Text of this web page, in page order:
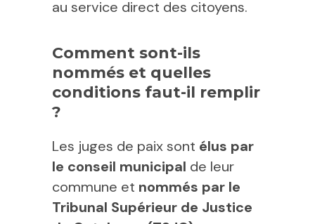
au service direct des citoyens.
Comment sont-ils
nommés et quelles
conditions faut-il remplir
?
Les juges de paix sont élus par
le conseil municipal de leur
commune et nommés par le
Tribunal Supérieur de Justice